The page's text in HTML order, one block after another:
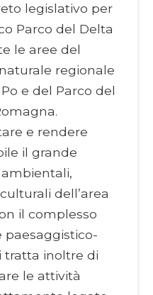
legislativo per
Parco del Delta
le aree del
regionale
e del Parco del
e rendere
il grande
dell’area
il complesso
paesaggistico-
tratta inoltre di
le attività